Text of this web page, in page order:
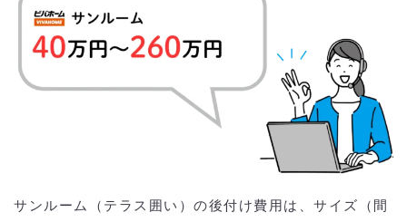
サンルーム（テラス囲い）の後付け費用は、サイズ（間